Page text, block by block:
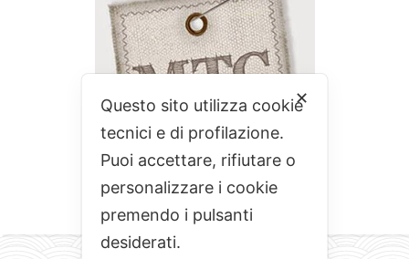
✕
Questo sito utilizza cookie
tecnici e di profilazione.
Puoi accettare, rifiutare o
personalizzare i cookie
premendo i pulsanti
desiderati.